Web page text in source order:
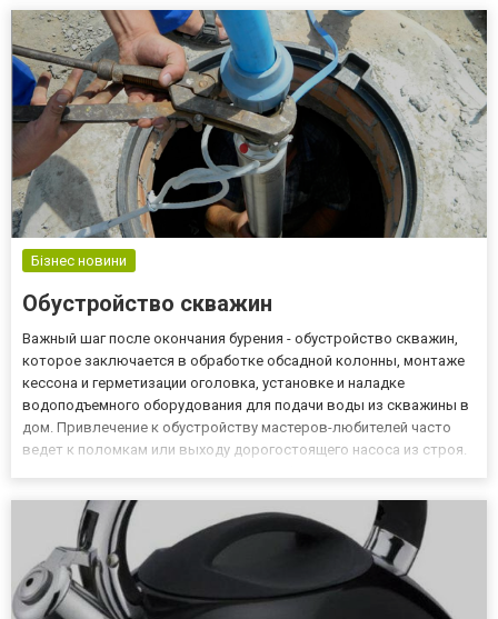
соз...
Бізнес новини
Обустройство скважин
Важный шаг после окончания бурения - обустройство скважин,
которое заключается в обработке обсадной колонны, монтаже
кессона и герметизации оголовка, установке и наладке
водоподъемного оборудования для подачи воды из скважины в
дом. Привлечение к обустройству мастеров-любителей часто
ведет к поломкам или выходу дорогостоящего насоса из строя.